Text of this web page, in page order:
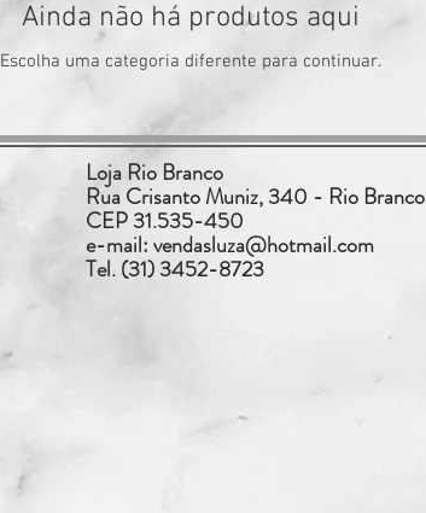
Ainda não há produtos aqui
Escolha uma categoria diferente para continuar.
Loja Rio Branco
Rua Crisanto Muniz, 340 - Rio Branco
CEP 31.535-450
e-mail:vendasluza@hotmail.com
Tel. (31) 3452-8723